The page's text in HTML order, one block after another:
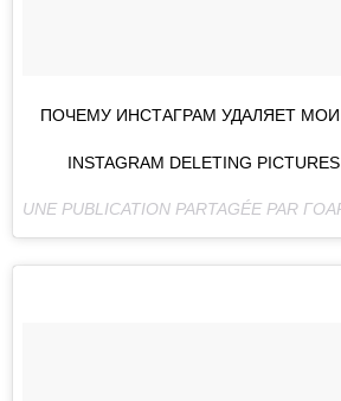
ПОЧЕМУ ИНСТАГРАМ УДАЛЯЕТ МОИ
INSTAGRAM DELETING